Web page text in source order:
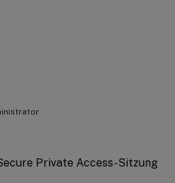
Private Access-Sitzung